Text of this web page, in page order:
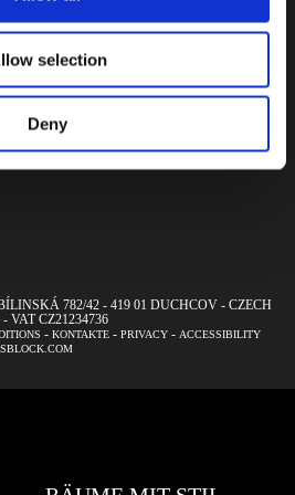
selection
Deny
Zubehöre für die
Ihres Projektes
zu finden!
782/42 - 419 01 DUCHCOV - CZECH
VAT CZ21234736
-KONTAKTE -PRIVACY -ACCESSIBILITY